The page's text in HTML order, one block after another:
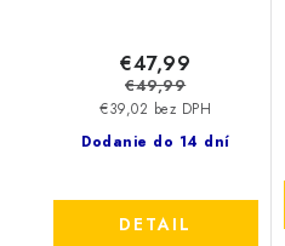
Dodanie do 14 dní
€39,02 bez DPH
€47,99
€49,99
DETAIL